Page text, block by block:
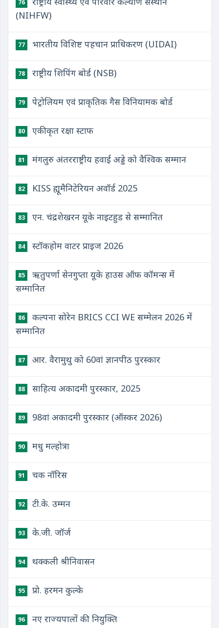
76
(NIHFW)
77 भारतीय विशिष्ट पहचान प्राधिकरण (UIDAI)
78 राष्ट्रीय शिपिंग बोर्ड (NSB)
79 पेट्रोलियम एवं प्राकृतिक गैस विनियामक बोर्ड
80 एकीकृत रक्षा स्टाफ
81 मंगलुरु अंतरराष्ट्रीय हवाई अड्डे को वैश्विक सम्मान
82 KISS ह्यूमैनिटेरियन अवॉर्ड 2025
83 एन. चंद्रशेखरन यूके नाइटहुड से सम्मानित
84 स्टॉकहोम वाटर प्राइज 2026
85
ऋतुपर्णा सेनगुप्ता यूके हाउस ऑफ कॉमन्स में
सम्मानित
86
कल्पना सोरेन BRICS CCI WE सम्मेलन 2026 में
सम्मानित
87 आर. वैरामुथु को 60वां ज्ञानपीठ पुरस्कार
88 साहित्य अकादमी पुरस्कार, 2025
89 98वां अकादमी पुरस्कार (ऑस्कर 2026)
90 मधु मल्होत्रा
91 चक नॉरिस
92 टी.के. उम्मन
93 के.जी. जॉर्ज
94 थक्कली श्रीनिवासन
95 प्रो. हरमन कुल्के
96 नए राज्यपालों की नियुक्ति